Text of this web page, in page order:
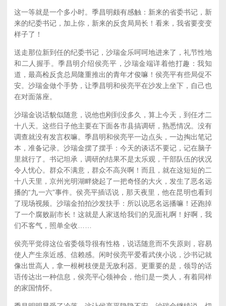
这一等就是一个多小时。季昌明颇有感触：新来的省委书记，新
来的纪委书记，加上你，新来的反贪局局长！看来，我省要变变
样子了！
送走那位新到任的纪委书记，沙瑞金乐呵呵地进来了，礼节性地
和二人握手。季昌明介绍侯亮平，沙瑞金端详着他打趣：我知
道，最高检反贪总局隆重推出的青年才俊嘛！侯亮平有些局促不
安。沙瑞金做个手势，让季昌明和侯亮平在沙发上坐下，自己也
在对面落座。
沙瑞金说话貌似随意，说他也刚到没多久，算上今天，到任才二
十八天。这些日子他主要在下面各市县搞调研，熟悉情况。没有
调查就没有发言权嘛。季昌明和侯亮平一边点头，一边掏出笔记
本，准备记录。沙瑞金摆了摆手：今天的谈话不要记，记在脑子
里就行了。书记坦承，调研的结果不是太乐观，干部队伍的状况
令人忧心。群众不满意，群众不高兴啊！而且，就在这短短的二
十八天里，京州光明湖畔烧起了一把奇怪的大火，发生了恶名远
播的“九一六”事件。侯亮平插话说，那天夜里，他在昆明也看到
了现场视频。沙瑞金拍拍沙发扶手：所以说恶名远播嘛！还跑掉
了一个腐败副市长！这就是人家送给我们的见面礼啊！好啊，我
们不客气，照单全收……
侯亮平觉得这位省委领导很有性格，说话随意而不失原则，容易
使人产生亲近感、信赖感。闲时侯亮平爱看武侠小说，沙书记就
像出世高人，拿一根树枝便是无敌利器。更重要的是，领导的话
语传达出一种信息，侯亮平心领神会，他们是一类人，有着同样
的家国情怀。